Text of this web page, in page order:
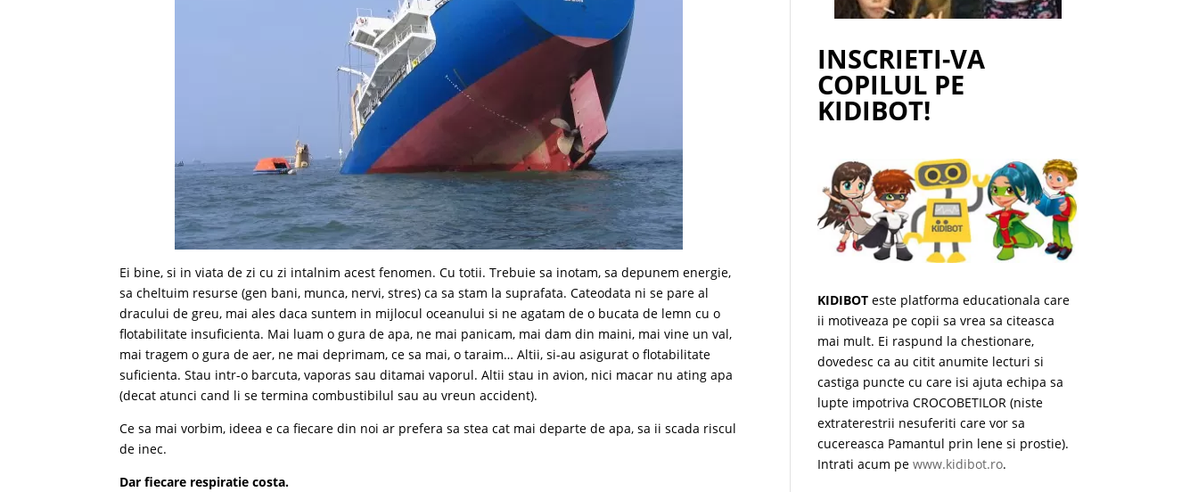
Ei bine, si in viata de zi cu zi intalnim acest fenomen. Cu totii. Trebuie sa inotam, sa depunem energie,
sa cheltuim resurse (gen bani, munca, nervi, stres) ca sa stam la suprafata. Cateodata ni se pare al
dracului de greu, mai ales daca suntem in mijlocul oceanului si ne agatam de o bucata de lemn cu o
flotabilitate insuficienta. Mai luam o gura de apa, ne mai panicam, mai dam din maini, mai vine un val,
mai tragem o gura de aer, ne mai deprimam, ce sa mai, o taraim… Altii, si-au asigurat o flotabilitate
suficienta. Stau intr-o barcuta, vaporas sau ditamai vaporul. Altii stau in avion, nici macar nu ating apa
(decat atunci cand li se termina combustibilul sau au vreun accident).
Ce sa mai vorbim, ideea e ca fiecare din noi ar prefera sa stea cat mai departe de apa, sa ii scada riscul
de inec.
Dar fiecare respiratie costa.
INSCRIETI-VA
COPILUL PE
KIDIBOT!
KIDIBOT este platforma educationala care
ii motiveaza pe copii sa vrea sa citeasca
mai mult. Ei raspund la chestionare,
dovedesc ca au citit anumite lecturi si
castiga puncte cu care isi ajuta echipa sa
lupte impotriva CROCOBETILOR (niste
extraterestrii nesuferiti care vor sa
cucereasca Pamantul prin lene si prostie).
Intrati acum pewww.kidibot.ro.